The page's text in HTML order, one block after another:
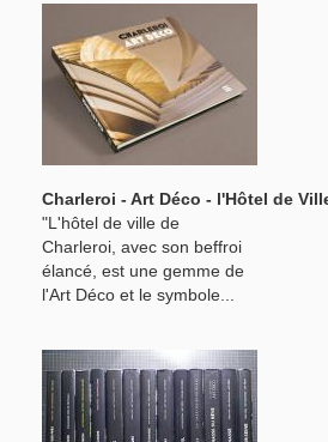
Charleroi - Art Déco - l'Hôtel de
"L'hôtel de ville de
Charleroi, avec son beffroi
élancé, est une gemme de
l'Art Déco et le symbole...